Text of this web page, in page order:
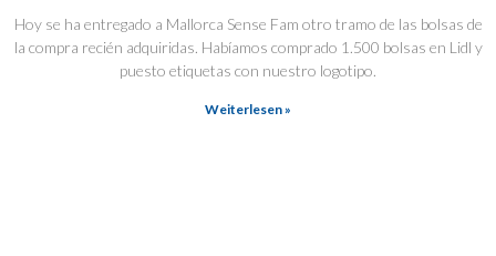
Hoy se ha entregado a Mallorca Sense Fam otro tramo de las bolsas de
la compra recién adquiridas. Habíamos comprado 1.500 bolsas en Lidl y
puesto etiquetas con nuestro logotipo.
Weiterlesen »